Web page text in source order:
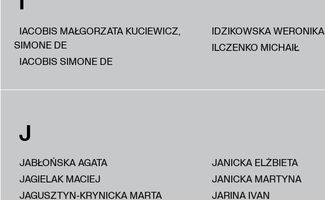
IACOBIS MAŁGORZATA KUCIEWICZ,
SIMONE DE
IACOBIS SIMONE DE
IDZIKOWSKA WERONIKA
ILCZENKO MICHAIŁ
J
JABŁOŃSKA AGATA
JAGIELAK MACIEJ
JAGUSZTYN-KRYNICKA MARTA
JANICKA ELŻBIETA
JANICKA MARTYNA
JARINA IVAN